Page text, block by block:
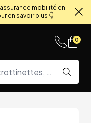
mobilité en
en savoir plus 👇
0